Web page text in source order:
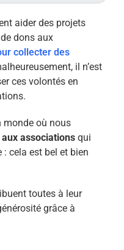
aider des projets
dons aux
collecter des
il n’est
ces volontés en
monde où nous
associationsqui
cela est bel et bien
toutes à leur
grâce à